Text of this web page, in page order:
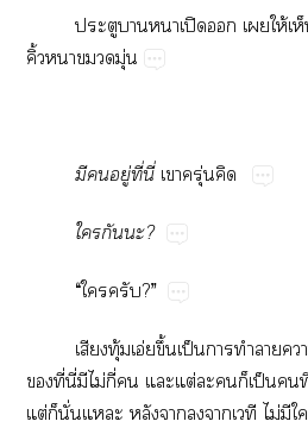
​​​ปิ​​​ให้​
ิ้​​​ุ่
​​ู่​ี่​ี่​​ุ่​
​​?
“​​?”
​ุ้​อ่​ึ้​ป็
​ี่​ี่​​ไม่​ี่​​​ต่​​​​ป็​​ี่​
ต่​​ั่​​​​​​​ไม่​